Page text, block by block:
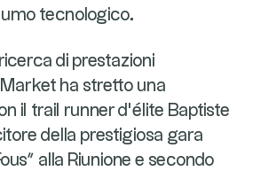
tecnologico.
di prestazioni
ha stretto una
il trail runner d’élite Baptiste
della prestigiosa gara
alla Riunione e secondo